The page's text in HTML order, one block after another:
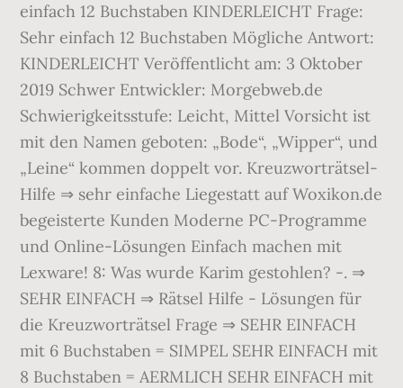
einfach 12 Buchstaben KINDERLEICHT Frage:
Sehr einfach 12 Buchstaben Mögliche Antwort:
KINDERLEICHT Veröffentlicht am: 3 Oktober
2019 Schwer Entwickler: Morgebweb.de
Schwierigkeitsstufe: Leicht, Mittel Vorsicht ist
mit den Namen geboten: „Bode“, „Wipper“, und
„Leine“ kommen doppelt vor. Kreuzworträtsel-
Hilfe ⇒ sehr einfache Liegestatt auf Woxikon.de
begeisterte Kunden Moderne PC-Programme
und Online-Lösungen Einfach machen mit
Lexware! 8: Was wurde Karim gestohlen? -. ⇒
SEHR EINFACH ⇒ Rätsel Hilfe - Lösungen für
die Kreuzworträtsel Frage ⇒ SEHR EINFACH
mit 6 Buchstaben = SIMPEL SEHR EINFACH mit
8 Buchstaben = AERMLICH SEHR EINFACH mit